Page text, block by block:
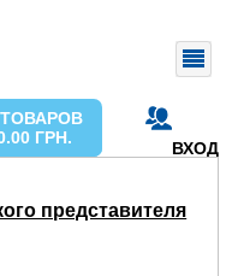
ВХОД
ГРН.
представителя